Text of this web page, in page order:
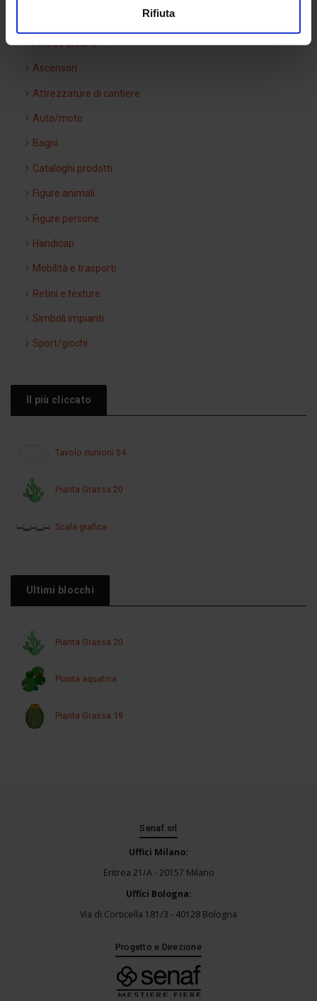
Rifiuta
Arredo urbano
Ascensori
Attrezzature di cantiere
Auto/moto
Bagni
Cataloghi prodotti
Figure animali
Figure persone
Handicap
Mobilità e trasporti
Retini e texture
Simboli impianti
Sport/giochi
Il più cliccato
Tavolo riunioni 04
Pianta Grassa 20
Scala grafica
Ultimi blocchi
Pianta Grassa 20
Pianta aquatica
Pianta Grassa 19
Senaf srl
Uffici Milano:
Eritrea 21/A - 20157 Milano
Uffici Bologna:
Via di Corticella 181/3 - 40128 Bologna
Progetto e Direzione